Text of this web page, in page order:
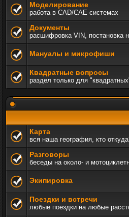
Моделирование
работа в CAD/CAE системах
Документы
расшифровка VIN, постановка
Мануалы и микрофиши
Квадратные вопросы
раздел только для
Карта
вся наша география, кто
Разговоры
беседы на около- и
Экипировка
Поездки и встречи
любые поездки на любые